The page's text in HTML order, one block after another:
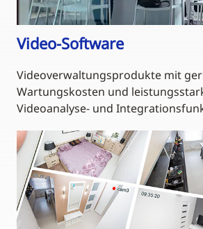
Video-Software
Videoverwaltungsprodukte mit
Wartungskosten und
Videoanalyse- und